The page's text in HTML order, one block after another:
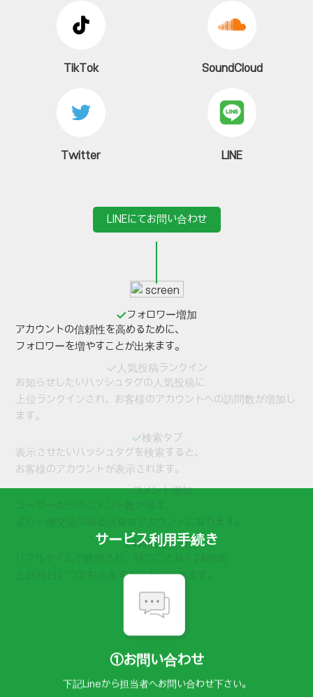
TikTok SoundCloud
Twitter LINE
LINEにてお問い合わせ
フォロワー増加
アカウントの信頼性を高めるために、
フォロワーを増やすことが出来ます。
人気投稿ランクイン
お知らせしたいハッシュタグの人気投稿に
上位ランクインされ、お客様のアカウントへの訪問数が増加し
ます。
検索タブ
表示させたいハッシュタグを検索すると、
お客様のアカウントが表示されます。
コメント増加
24時間注文対応
土日祝日いつでも注文することが出来ます。
サービス利用手続き
①お問い合わせ
下記Lineから担当者へお問い合わせ下さい。